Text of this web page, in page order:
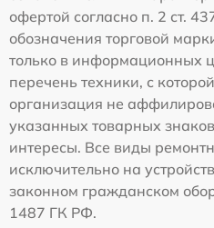
офертой согласно п. 2 ст.
обозначения торговой
только в информационных
перечень техники, с
организация не
указанных товарных
интересы. Все виды
исключительно на
законном гражданском
1487 ГК РФ.